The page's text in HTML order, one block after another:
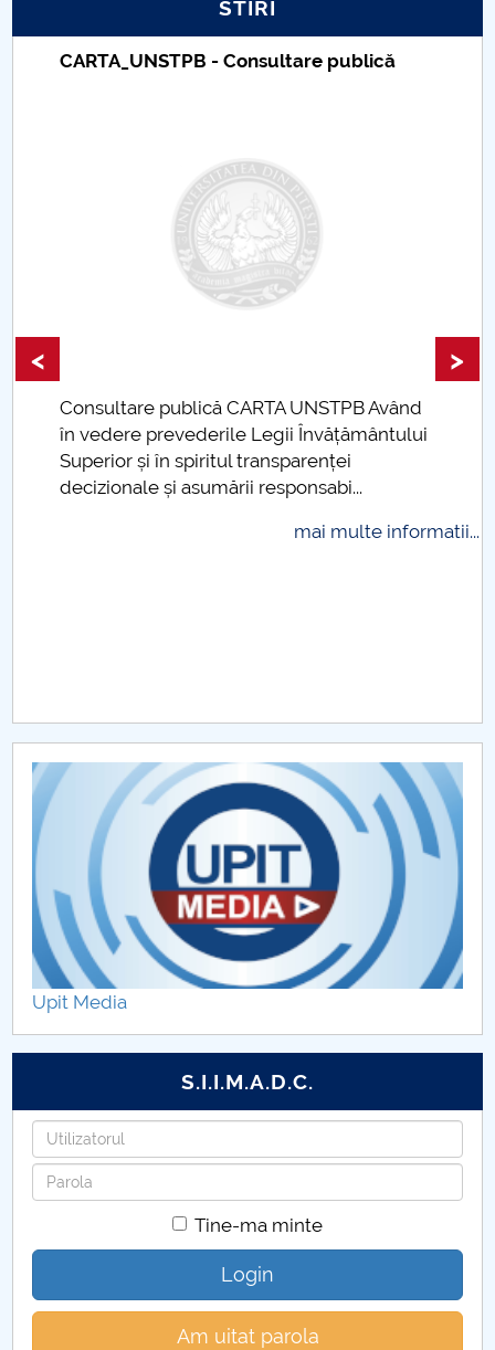
PNRR
Protecția datelor personale
UNIVERSITATE pentru comunitate
Comisie de etica unversitară
Evenimente CUP
Accesibilitate pentru studenții cu dizabilități
Raportul Conducerii Centrului Universitar Pitești
Chestionar angajabilitate ALUMNI – UPB
CAR2026
MENIU CANTINA
Taxe 2024-2025
Taxe 2025-2026
Taxe 2026-2027
STIRI
CARTA_UNSTPB - Consultare publică
Consultare publică CARTA UNSTPB Având
în vedere prevederile Legii Învățământului
Superior și în spiritul transparenței
decizionale și asumării responsabi...
mai multe informatii...
< >
Upit Media
S.I.I.M.A.D.C.
Utilizatorul
Parola
Tine-ma minte
Login
Am uitat parola